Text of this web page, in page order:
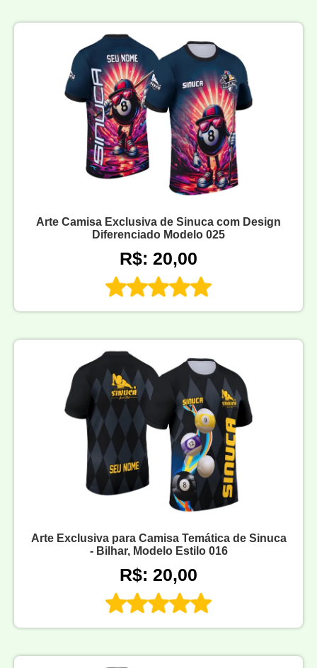
Arte Camisa Exclusiva de Sinuca com Design
Diferenciado Modelo 025
R$: 20,00
Arte Exclusiva para Camisa Temática de Sinuca
- Bilhar, Modelo Estilo 016
R$: 20,00